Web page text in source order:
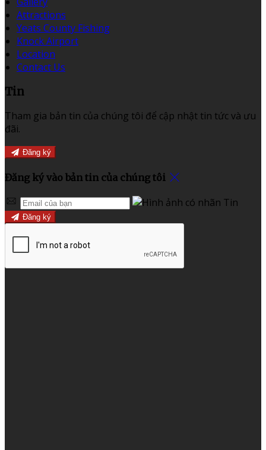
Attractions
Yeats County Fishing
Knock Airport
Location
Contact Us
Tin
Tham gia bản tin của chúng tôi để cập nhật tin tức và ưu
đãi.
Đăng ký
Đăng ký vào bản tin của chúng tôi
Đăng ký